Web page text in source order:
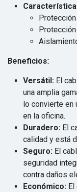
Beneficios:
Versátil: El
una amplia
lo convierte en
en la oficina.
Duradero: El
calidad y está
Seguro: El
seguridad
contra daños
Económico: